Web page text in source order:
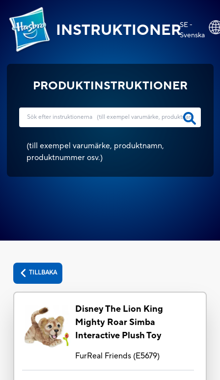
INSTRUKTIONERSE -
Svenska
PRODUKTINSTRUKTIONER
(till exempel varumärke, produktnamn,
produktnummer osv.)
TILLBAKA
Disney The Lion King
Mighty Roar Simba
Interactive Plush Toy
FurReal Friends(E5679)